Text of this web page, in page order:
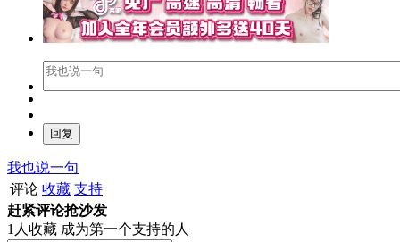
我也说一句
评论 收藏 支持
赶紧评论抢沙发
1 人收藏 成为第一个支持的人